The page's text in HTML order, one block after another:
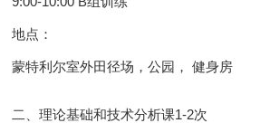
地点：
蒙特利尔室外田径场，公园， 健身房
二、理论基础和技术分析课1-2次